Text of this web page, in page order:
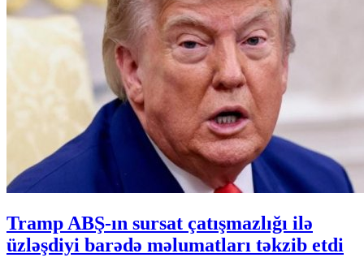
Tramp ABŞ-ın sursat çatışmazlığı ilə
üzləşdiyi barədə məlumatları təkzib etdi